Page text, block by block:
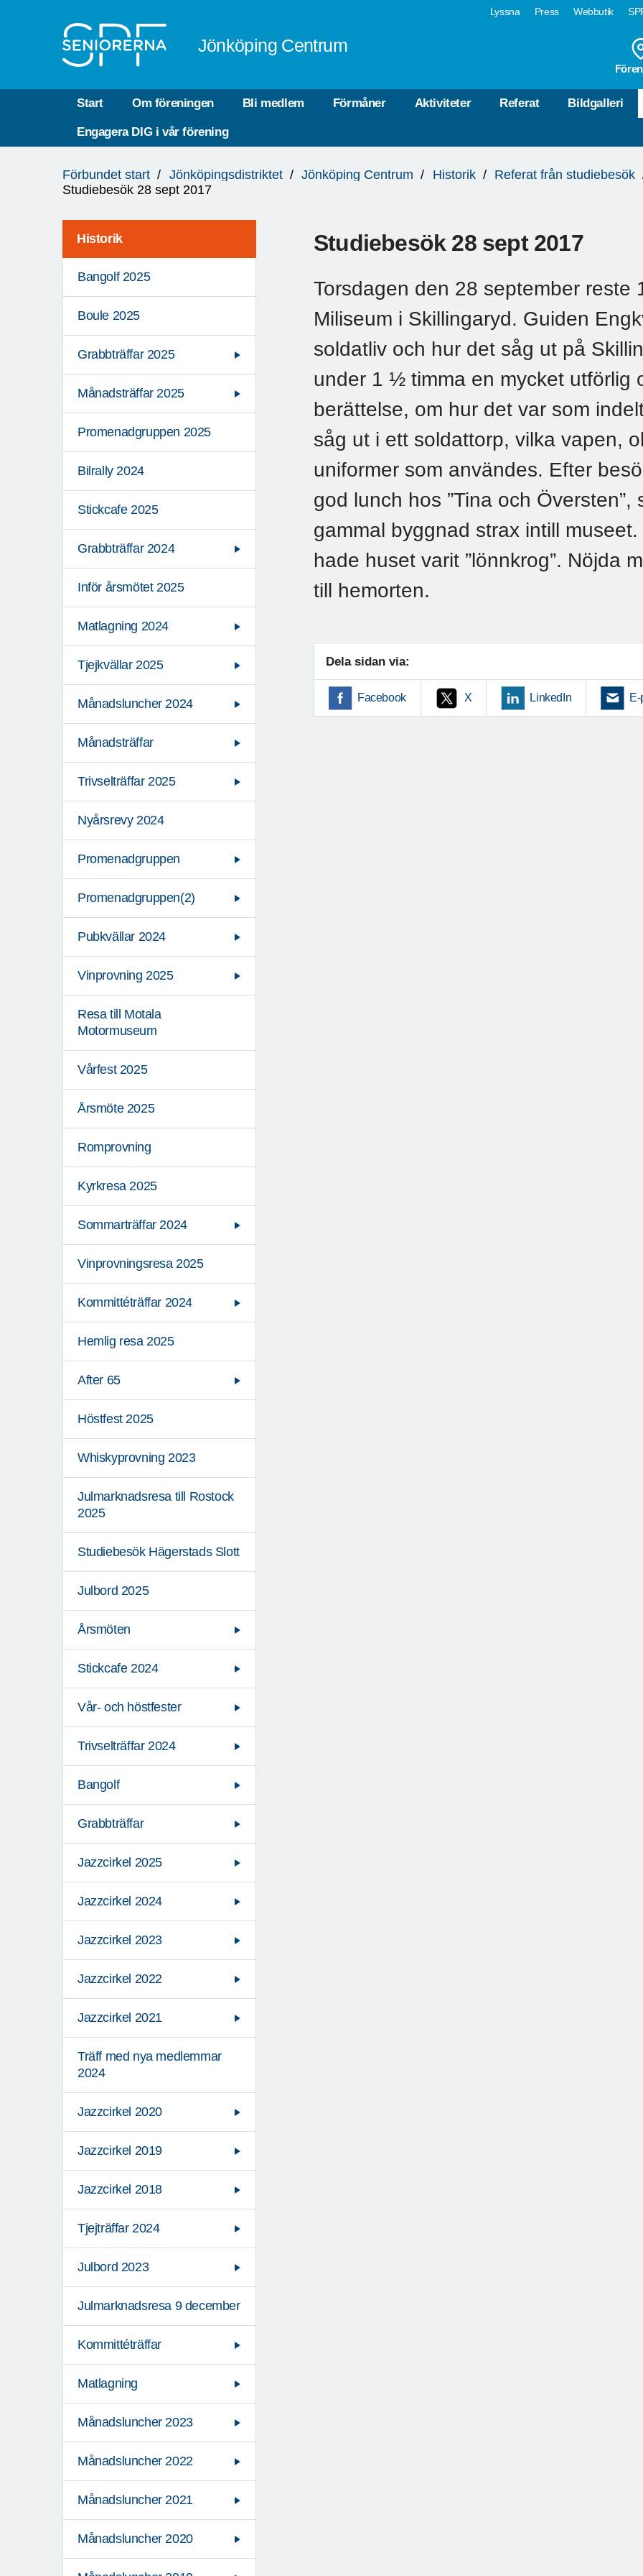
Lyssna Press Webbutik
Jönköping Centrum
Start Om föreningen Bli medlem Förmåner Aktiviteter Referat Bildgalleri
Engagera DIG i vår förening
är
Förbundet start Jönköpingsdistriktet Jönköping Centrum Historik
Referat från studiebesök
Studiebesök 28 sept 2017
Historik
Bangolf 2025
Boule 2025
Grabbträffar 2025
Månadsträffar 2025
Promenadgruppen 2025
Bilrally 2024
Stickcafe 2025
Grabbträffar 2024
Inför årsmötet 2025
Matlagning 2024
Tjejkvällar 2025
Månadsluncher 2024
Månadsträffar
Trivselträffar 2025
Nyårsrevy 2024
Promenadgruppen
Promenadgruppen(2)
Pubkvällar 2024
Vinprovning 2025
Resa till Motala
Motormuseum
Vårfest 2025
Årsmöte 2025
Romprovning
Kyrkresa 2025
Sommarträffar 2024
Vinprovningsresa 2025
Kommittéträffar 2024
Hemlig resa 2025
After 65
Höstfest 2025
Whiskyprovning 2023
Julmarknadsresa till Rostock
2025
Studiebesök Hägerstads Slott
Julbord 2025
Årsmöten
Stickcafe 2024
Vår- och höstfester
Trivselträffar 2024
Bangolf
Grabbträffar
Jazzcirkel 2025
Jazzcirkel 2024
Jazzcirkel 2023
Jazzcirkel 2022
Jazzcirkel 2021
Träff med nya medlemmar
2024
Jazzcirkel 2020
Jazzcirkel 2019
Jazzcirkel 2018
Tjejträffar 2024
Julbord 2023
Julmarknadsresa 9 december
Kommittéträffar
Matlagning
Månadsluncher 2023
Månadsluncher 2022
Månadsluncher 2021
Månadsluncher 2020
Studiebesök 28 sept 2017
Torsdagen den 28 september reste
Miliseum i Skillingaryd. Guiden
soldatliv och hur det såg ut på
under 1 ½ timma en mycket utförlig
berättelse, om hur det var som
såg ut i ett soldattorp, vilka vapen,
uniformer som användes. Efter
god lunch hos ”Tina och
gammal byggnad strax intill
hade huset varit ”lönnkrog”. Nöjda
till hemorten.
Dela sidan via:
Facebook X LinkedIn